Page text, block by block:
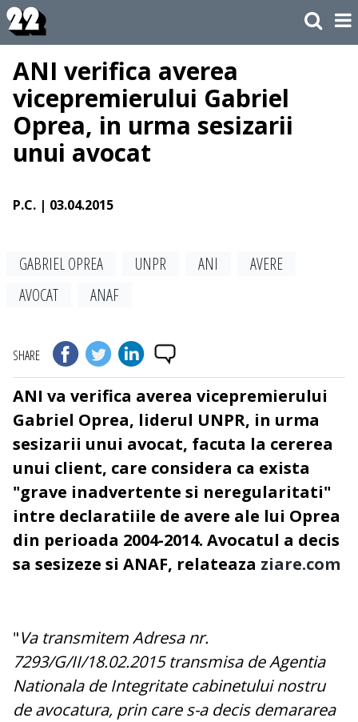
ANI verifica averea
vicepremierului Gabriel
Oprea, in urma sesizarii
unui avocat
P.C. | 03.04.2015
GABRIEL OPREA UNPR ANI
AVERE
AVOCAT
ANAF
SHARE
ANI va verifica averea vicepremierului
Gabriel Oprea, liderul UNPR, in urma
sesizarii unui avocat, facuta la cererea
unui client, care considera ca exista
"grave inadvertente si neregularitati"
intre declaratiile de avere ale lui Oprea
din perioada 2004-2014. Avocatul a decis
sa sesizeze si ANAF, relateaza ziare.com
"Va transmitem Adresa nr.
7293/G/II/18.02.2015 transmisa de Agentia
Nationala de Integritate cabinetului nostru
de avocatura, prin care s-a decis demararea